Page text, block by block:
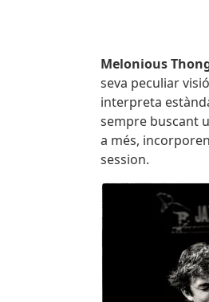
Body
Melonious
seva peculiar
interpreta
sempre buscant
a més,
session.
Imatges
Imagen